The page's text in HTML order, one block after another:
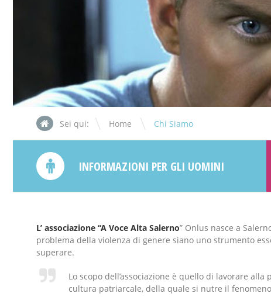
Sei qui: Home \ Chi Siamo
INFORMAZIONI PER GLI UOMINI
L’ associazione “A Voce Alta Salerno” Onlus nasce a
problema della violenza di genere siano uno strumento
superare.
Lo scopo dell’associazione è quello di lavorare
cultura patriarcale, della quale si nutre il